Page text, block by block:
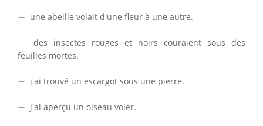
− une abeille volait d'une fleur à une autre.
−
des insectes rouges et noirs couraient sous des
feuilles mortes.
− j'ai trouvé un escargot sous une pierre.
− j'ai aperçu un oiseau voler.